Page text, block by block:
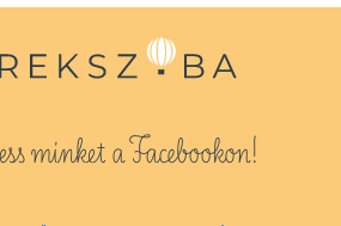
minket a Facebookon!